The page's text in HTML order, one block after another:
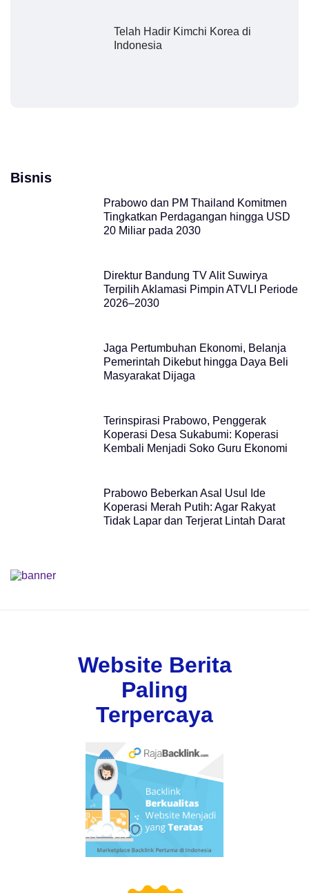
Telah Hadir Kimchi Korea di
Indonesia
Bisnis
Prabowo dan PM Thailand Komitmen
Tingkatkan Perdagangan hingga USD
20 Miliar pada 2030
Direktur Bandung TV Alit Suwirya
Terpilih Aklamasi Pimpin ATVLI Periode
2026–2030
Jaga Pertumbuhan Ekonomi, Belanja
Pemerintah Dikebut hingga Daya Beli
Masyarakat Dijaga
Terinspirasi Prabowo, Penggerak
Koperasi Desa Sukabumi: Koperasi
Kembali Menjadi Soko Guru Ekonomi
Prabowo Beberkan Asal Usul Ide
Koperasi Merah Putih: Agar Rakyat
Tidak Lapar dan Terjerat Lintah Darat
Website Berita
Paling
Terpercaya